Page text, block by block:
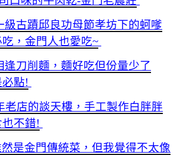
級古蹟邱良功母節孝坊下的蚵嗲
，金門人也愛吃~
逢刀削麵，麵好吃但份量少了
點!
老店的談天樓，手工製作白胖胖
不錯!
是金門傳統菜，但我覺得不太像